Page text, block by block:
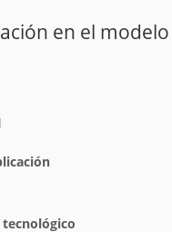
en el modelo